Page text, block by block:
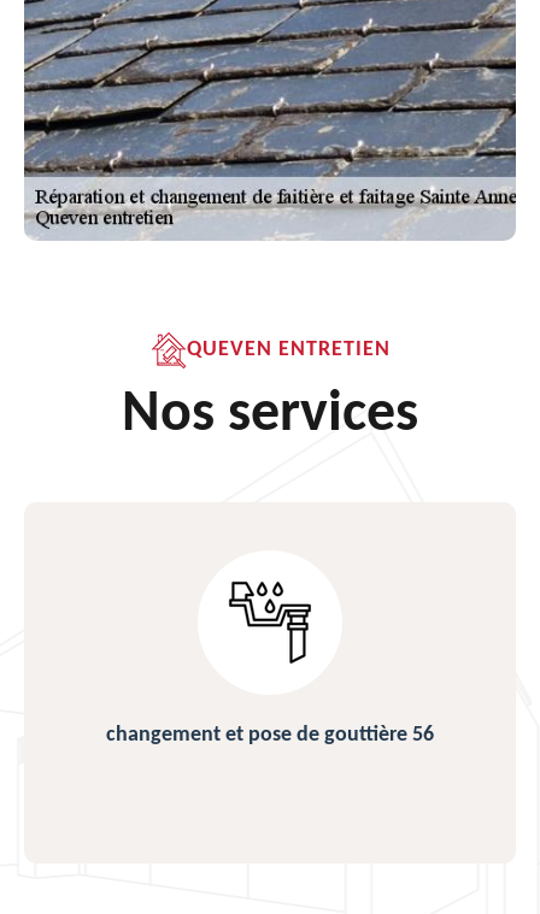
QUEVEN ENTRETIEN
Nos services
changement et pose de gouttière 56